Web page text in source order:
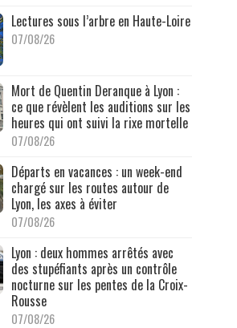
Lectures sous l’arbre en Haute-Loire
07/08/26
Mort de Quentin Deranque à Lyon :
ce que révèlent les auditions sur les
heures qui ont suivi la rixe mortelle
07/08/26
Départs en vacances : un week-end
chargé sur les routes autour de
Lyon, les axes à éviter
07/08/26
Lyon : deux hommes arrêtés avec
des stupéfiants après un contrôle
nocturne sur les pentes de la Croix-
Rousse
07/08/26